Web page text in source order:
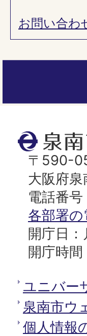
お問い合わ
泉
南
市
役
所
〒590-
大阪府泉
電話番
各部署
開庁日
開庁時
ユニバー
泉南市ウ
個人情報